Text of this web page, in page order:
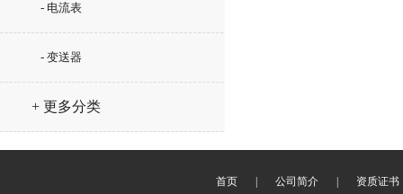
- 电流表
- 变送器
+ 更多分类
首页 公司简介 资质证书